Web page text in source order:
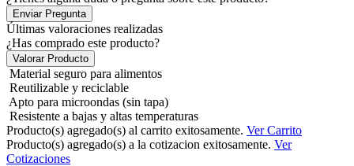
Enviar Pregunta
Últimas valoraciones realizadas
¿Has comprado este producto?
Valorar Producto
Material seguro para alimentos
Reutilizable y reciclable
Apto para microondas (sin tapa)
Resistente a bajas y altas temperaturas
Producto(s) agregado(s) al carrito exitosamente. Ver Carrito
Producto(s) agregado(s) a la cotizacion exitosamente. Ver
Cotizaciones